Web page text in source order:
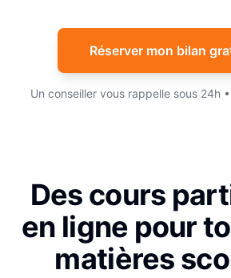
Réserver mon bilan
Un conseiller vous rappelle sous 24h
Des cours
en ligne pour
matières